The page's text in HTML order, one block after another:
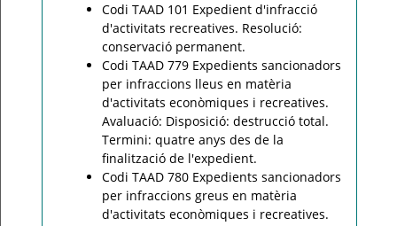
Codi TAAD 101 Expedient d'infracció
d'activitats recreatives. Resolució:
conservació permanent.
Codi TAAD 779 Expedients sancionadors
per infraccions lleus en matèria
d'activitats econòmiques i recreatives.
Avaluació: Disposició: destrucció total.
Termini: quatre anys des de la
finalització de l'expedient.
Codi TAAD 780 Expedients sancionadors
per infraccions greus en matèria
d'activitats econòmiques i recreatives.